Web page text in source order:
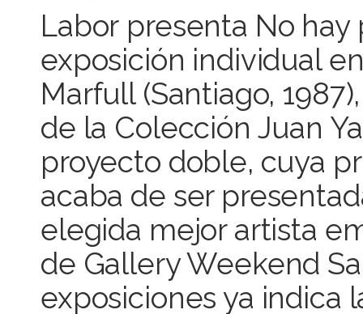
Labor presenta No
exposición individual
Marfull (Santiago,
de la Colección Juan
proyecto doble, cuya
acaba de ser
elegida mejor artista
de Gallery Weekend
exposiciones ya indica